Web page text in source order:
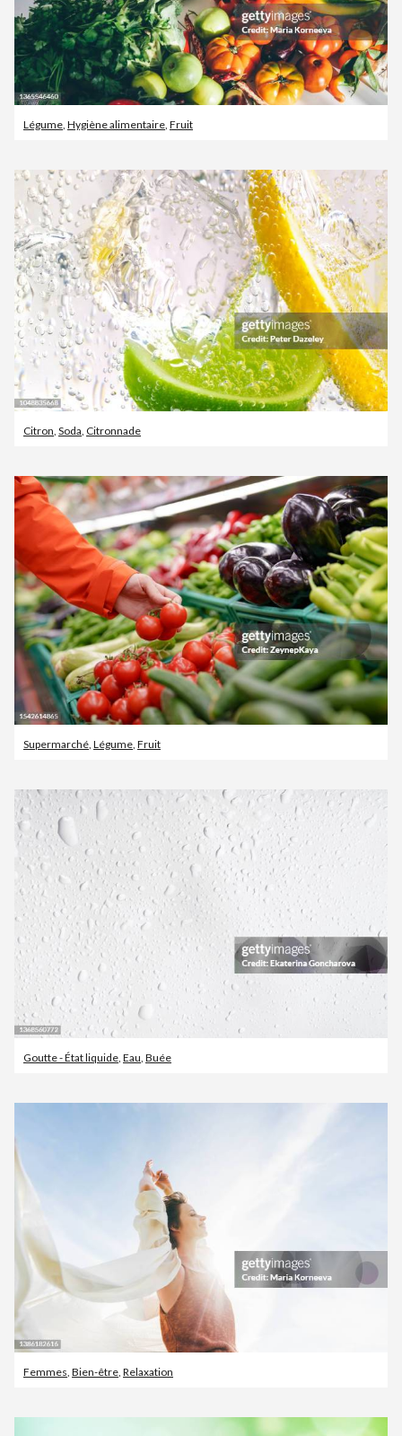
Légume Hygiène alimentaire Fruit
Citron Soda Citronnade
Supermarché, Légume, Fruit
Goutte - État liquide, Eau, Buée
Femmes Bien-être Relaxation